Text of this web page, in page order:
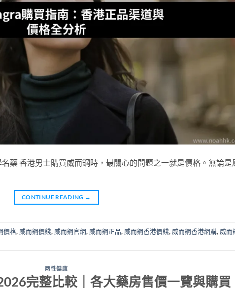
藥 香港男士購買威而鋼時，最關心的問題之一就是價格。無論是
CONTINUE READING →
價格, 威而鋼價錢, 威而鋼官網, 威而鋼正品, 威而鋼香港價錢, 威而鋼香港網購, 威而
两性健康
完整比較｜各大藥房售價一覽與購買